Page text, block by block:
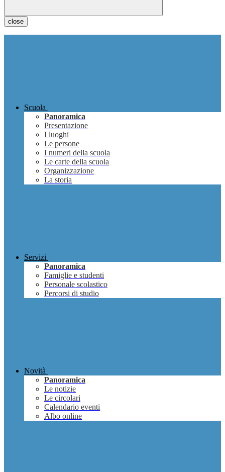
close
Scuola
Panoramica
Presentazione
I luoghi
Le persone
I numeri della scuola
Le carte della scuola
Organizzazione
La storia
Servizi
Panoramica
Famiglie e studenti
Personale scolastico
Percorsi di studio
Novità
Panoramica
Le notizie
Le circolari
Calendario eventi
Albo online